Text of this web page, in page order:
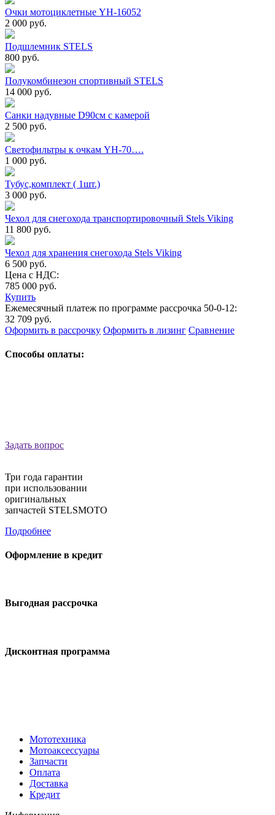
Очки мотоциклетные YH-16052
2 000 руб.
Подшлемник STELS
800 руб.
Полукомбинезон спортивный STELS
14 000 руб.
Санки надувные D90см с камерой
2 500 руб.
Светофильтры к очкам YH-70….
1 000 руб.
Тубус,комплект ( 1шт.)
3 000 руб.
Чехол для снегохода транспортировочный Stels Viking
11 800 руб.
Чехол для хранения снегохода Stels Viking
6 500 руб.
Цена с НДС:
785 000 руб.
Купить
Ежемесячный платеж по программе рассрочка 50-0-12:
32 709 руб.
Оформить в рассрочку Оформить в лизинг Сравнение
Способы оплаты:
Задать вопрос
Три года гарантии
при использовании
оригинальных
запчастей STELSMOTO
Подробнее
Оформление в кредит
Выгодная рассрочка
Дисконтная программа
Мототехника
Мотоаксессуары
Запчасти
Оплата
Доставка
Кредит